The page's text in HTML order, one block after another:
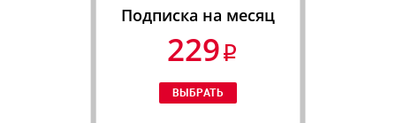
Подписка на месяц
229